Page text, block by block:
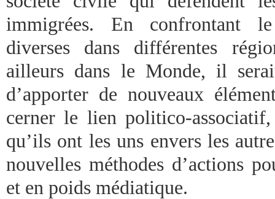
immigrées. En confrontant le
diverses dans différentes
ailleurs dans le Monde, il
d’apporter de nouveaux
cerner le lien politico-associatif,
qu’ils ont les uns envers les
nouvelles méthodes d’actions
et en poids médiatique.